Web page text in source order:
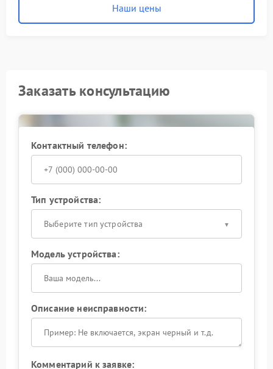
Наши цены
Заказать консультацию
Контактный телефон:
Тип устройства:
Выберите тип устройства
Модель устройства:
Описание неисправности:
Комментарий к заявке: